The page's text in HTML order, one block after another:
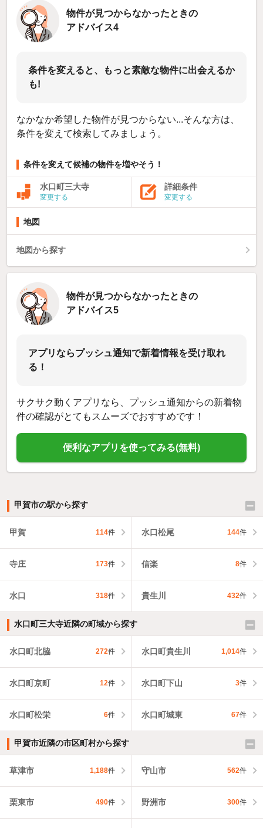
物件が見つからなかったときの
アドバイス4
条件を変えると、もっと素敵な物件に出会えるか
も!
なかなか希望した物件が見つからない...そんな方は、
条件を変えて検索してみましょう。
条件を変えて候補の物件を増やそう！
水口町三大寺
変更する
詳細条件
変更する
地図
地図から探す
物件が見つからなかったときの
アドバイス5
アプリならプッシュ通知で新着情報を受け取れ
る！
サクサク動くアプリなら、プッシュ通知からの新着物
件の確認がとてもスムーズでおすすめです！
便利なアプリを使ってみる(無料)
甲賀市の駅から探す
甲賀 114件 水口松尾 144件
寺庄 173件 信楽 8件
水口 318件 貴生川 432件
水口町三大寺近隣の町域から探す
水口町北脇 272件 水口町貴生川 1,014件
水口町京町 12件 水口町下山 3件
水口町松栄 6件 水口町城東 67件
甲賀市近隣の市区町村から探す
草津市 1,188件 守山市 562件
栗東市 490件 野洲市 300件